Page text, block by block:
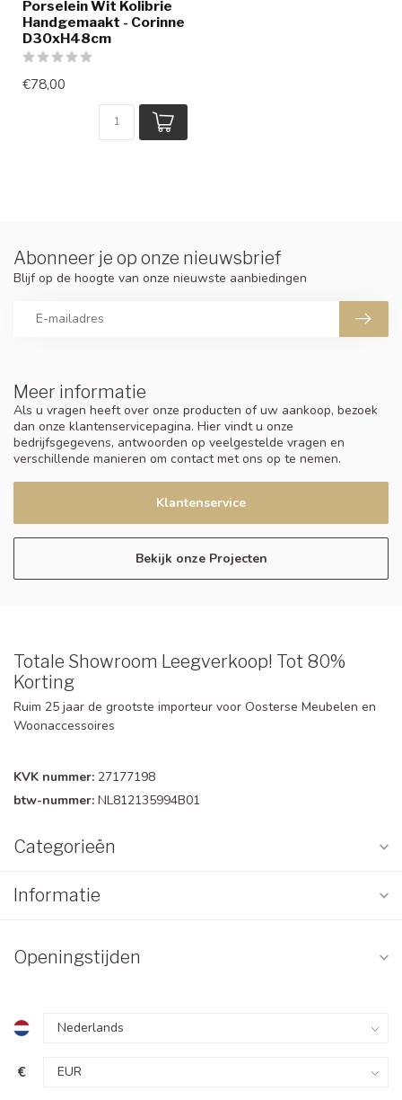
Porselein Wit Kolibrie
Handgemaakt - Corinne
D30xH48cm
€78,00
Meer informatie
Als u vragen heeft over onze producten of uw aankoop, bezoek
dan onze klantenservicepagina. Hier vindt u onze
bedrijfsgegevens, antwoorden op veelgestelde vragen en
verschillende manieren om contact met ons op te nemen.
Klantenservice
Bekijk onze Projecten
Abonneer je op onze nieuwsbrief
Blijf op de hoogte van onze nieuwste aanbiedingen
Totale Showroom Leegverkoop! Tot 80%
Korting
Ruim 25 jaar de grootste importeur voor Oosterse Meubelen en
Woonaccessoires
KVK nummer: 27177198
btw-nummer: NL812135994B01
Categorieën
Informatie
Openingstijden
€